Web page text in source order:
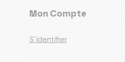
Mon Compte
S'identifier